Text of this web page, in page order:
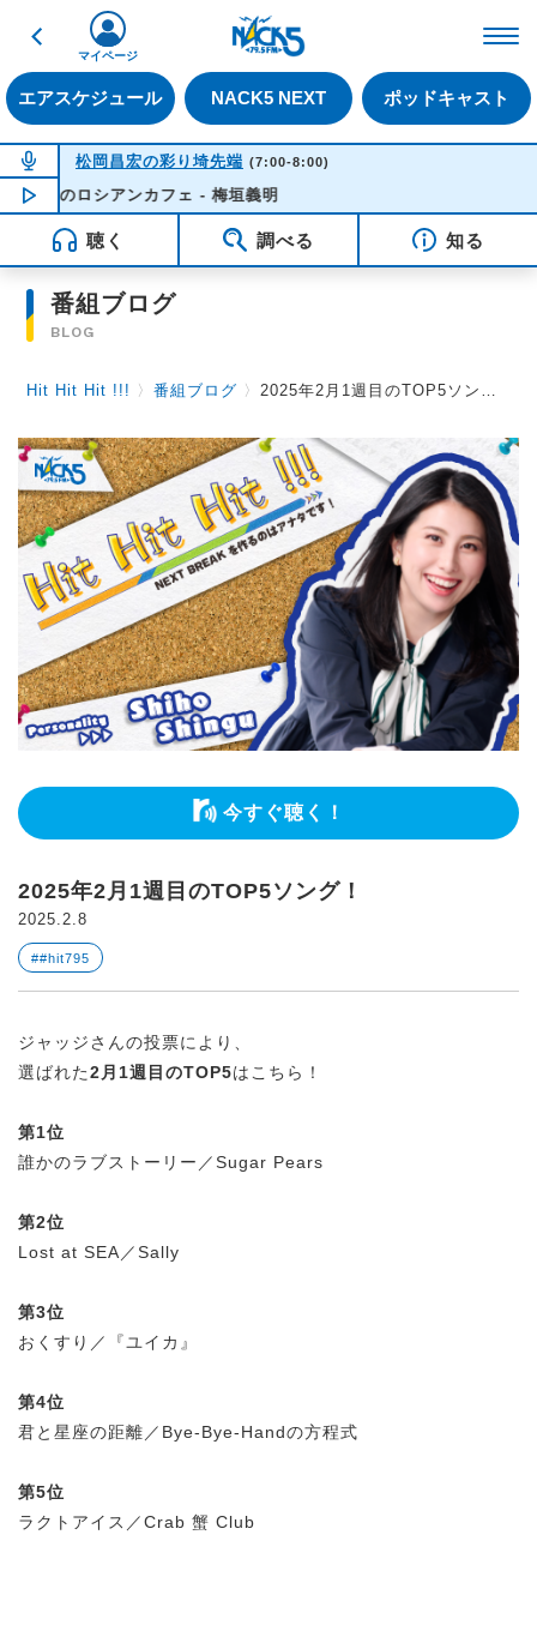
戻る
エアスケジュール NACK5 NEXT ポッドキャスト
マイページ
NOW ON AIR
松岡昌宏の彩り埼先端 (7:00-8:00)
NOW PLAYING05:42
恋のロシアンカフェ - 梅垣義明
聴く 調べる 知る
番組ブログ
BLOG
Hit Hit Hit !!! 〉番組ブログ 〉2025年2月1週目のTOP5ソング！
今すぐ聴く！
2025年2月1週目のTOP5ソング！
2025.2.8
##hit795
ジャッジさんの投票により、
選ばれた2月1週目のTOP5はこちら！
第1位
誰かのラブストーリー／Sugar Pears
第2位
Lost at SEA／Sally
第3位
おくすり／『ユイカ』
第4位
君と星座の距離／Bye-Bye-Handの方程式
第5位
ラクトアイス／Crab 蟹 Club